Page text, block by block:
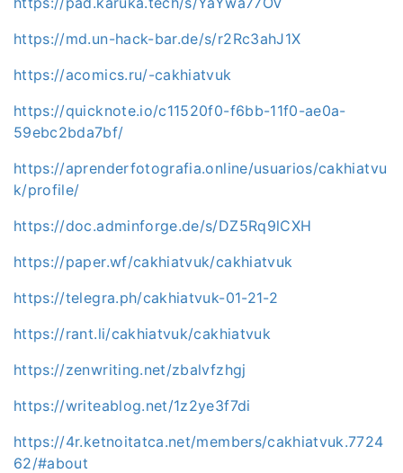
https://md.un-hack-bar.de/s/r2Rc3ahJ1X
https://acomics.ru/-cakhiatvuk
https://quicknote.io/c11520f0-f6bb-11f0-ae0a-
59ebc2bda7bf/
https://aprenderfotografia.online/usuarios/cakhiatvu
k/profile/
https://doc.adminforge.de/s/DZ5Rq9lCXH
https://paper.wf/cakhiatvuk/cakhiatvuk
https://telegra.ph/cakhiatvuk-01-21-2
https://rant.li/cakhiatvuk/cakhiatvuk
https://zenwriting.net/zbalvfzhgj
https://writeablog.net/1z2ye3f7di
https://4r.ketnoitatca.net/members/cakhiatvuk.7724
62/#about